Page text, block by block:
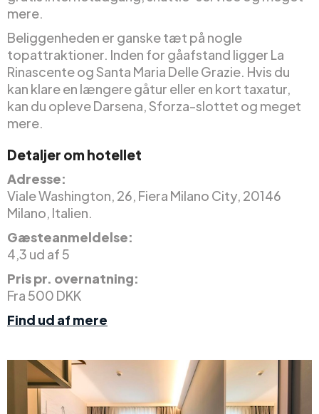
mere.
Beliggenheden er ganske tæt på nogle
topattraktioner. Inden for gåafstand ligger La
Rinascente og Santa Maria Delle Grazie. Hvis du
kan klare en længere gåtur eller en kort taxatur,
kan du opleve Darsena, Sforza-slottet og meget
mere.
Detaljer om hotellet
Adresse:
Viale Washington, 26, Fiera Milano City, 20146
Milano, Italien.
Gæsteanmeldelse:
4,3 ud af 5
Pris pr. overnatning:
Fra 500 DKK
Find ud af mere